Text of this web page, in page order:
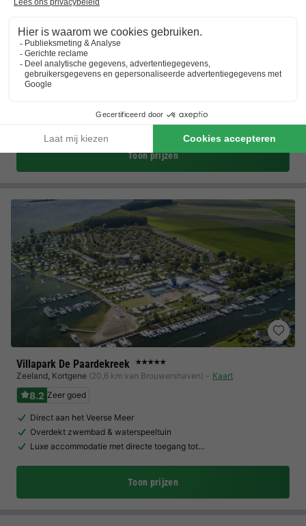
Landal Resort Haamstede
Zeeland,Burgh-haamstede
8.1 Zeer goed
Rustig vakantiepark bij de Noordzee met…
In de buurt: Zandstranden, avonturenzwembad,…
Toon prijzen
Villapark De Paardekreek ★★★★★
Zeeland, Kortgene (20,6 km van Brouwershaven) Kaart
8.2 Zeer goed
Direct aan het Veerse Meer
Overdekt zwembad & waterspeeltuin
Luxe accommodatie met directe toegang tot…
Toon prijzen